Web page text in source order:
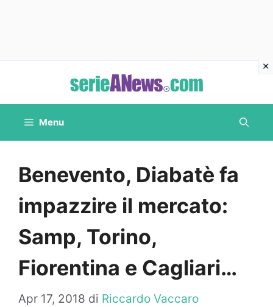
contenuto
Menu
Benevento, Diabatè fa
impazzire il mercato:
Samp, Torino,
Fiorentina e Cagliari…
Apr 17, 2018 di Riccardo Vaccaro